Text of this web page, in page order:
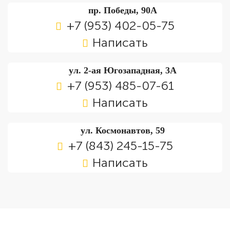
пр. Победы, 90А
+7 (953) 402-05-75
Написать
ул. 2-ая Югозападная, 3А
+7 (953) 485-07-61
Написать
ул. Космонавтов, 59
+7 (843) 245-15-75
Написать